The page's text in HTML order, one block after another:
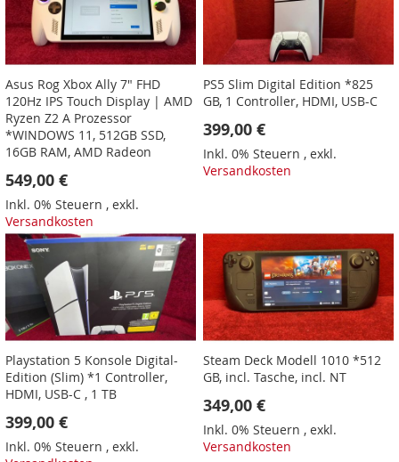
Asus Rog Xbox Ally 7" FHD
120Hz IPS Touch Display | AMD
Ryzen Z2 A Prozessor
*WINDOWS 11, 512GB SSD,
16GB RAM, AMD Radeon
549,00 €
Inkl. 0% Steuern , exkl.
Versandkosten
PS5 Slim Digital Edition *825
GB, 1 Controller, HDMI, USB-C
399,00 €
Inkl. 0% Steuern ,exkl.
Versandkosten
Playstation 5 Konsole Digital-
Edition (Slim) *1 Controller,
HDMI, USB-C , 1 TB
399,00 €
Inkl. 0% Steuern , exkl.
Steam Deck Modell 1010 *512
GB, incl. Tasche, incl. NT
349,00 €
Inkl. 0% Steuern ,exkl.
Versandkosten